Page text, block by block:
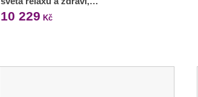
10 229 Kč